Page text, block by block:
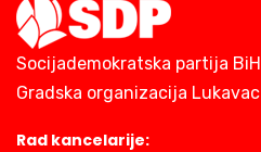
Socijademokratska partija BiH
Gradska organizacija Lukavac
Rad kancelarije: